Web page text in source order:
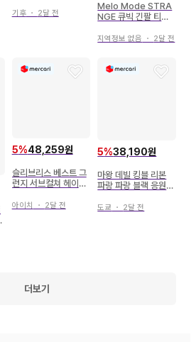
기후・ 2달 전
Melo Mode STRA
NGE 큐빅 긴팔 티셔
지역정보 없음 ・ 2달 전
5%48,259원
슬리브리스 베스트 그
런지 서브컬쳐 헤이세
다크 코어
아이치 ・ 2달 전
5%38,190원
마왕 데빌 킹블 리본
파랑 파랑 블랙 응원봉
도쿄 ・ 2달 전
더보기